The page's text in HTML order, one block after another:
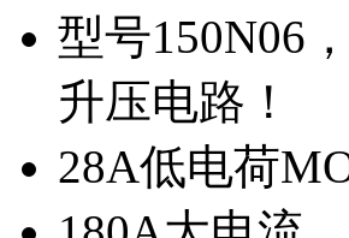
型号150N06
升压电路！
28A低电荷